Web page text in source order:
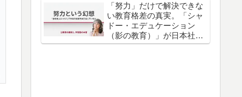
「努力」だけで解決できな
い教育格差の真実。「シャ
ドー・エデュケーション
（影の教育）」が日本社会
に刻み込んだ深い溝があ